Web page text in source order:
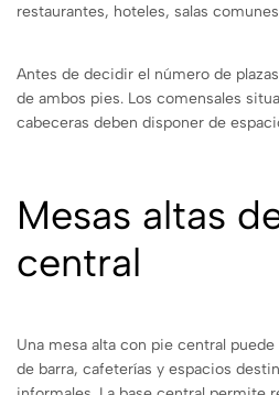
restaurantes, hoteles, salas
Antes de decidir el número de
de ambos pies. Los comensales
cabeceras deben disponer de
Mesas altas
central
Una mesa alta con pie central
de barra, cafeterías y espacios